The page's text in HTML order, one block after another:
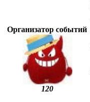
Организатор событий
120